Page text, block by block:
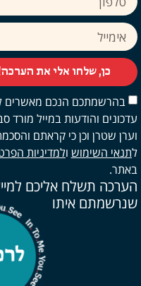
בהרשמתכם הנכם מאשרים
עדכונים והודעות במייל מורד
וערן שטרן וכן כי קראתם
לתנאי השימוש ולמדיניות
באתר.
כן, שלחו אלי את
הערכה תשלח אליכם
שנרשמתם איתו